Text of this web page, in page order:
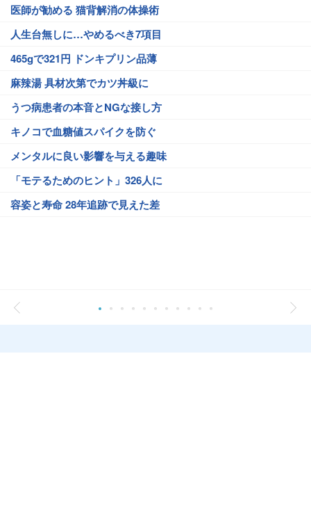
医師が勧める 猫背解消の体操術
人生台無しに…やめるべき7項目
465gで321円 ドンキプリン品薄
麻辣湯 具材次第でカツ丼級に
うつ病患者の本音とNGな接し方
キノコで血糖値スパイクを防ぐ
メンタルに良い影響を与える趣味
「モテるためのヒント」326人に
容姿と寿命 28年追跡で見えた差